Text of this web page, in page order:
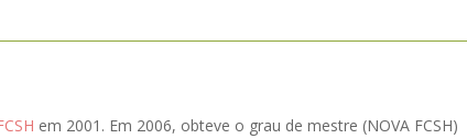
em 2001. Em 2006, obteve o grau de mestre (NOVA FCSH)